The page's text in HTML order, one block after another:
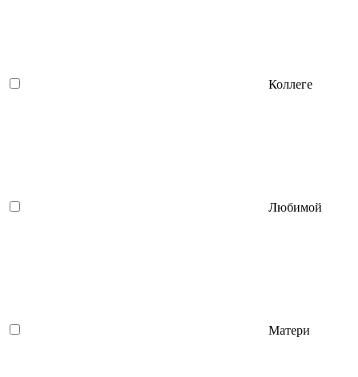
Коллеге
Любимой
Матери